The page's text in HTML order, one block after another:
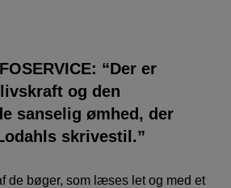
“Der er
og den
sanselig ømhed, der
skrivestil.”
de bøger, som læses let og med et